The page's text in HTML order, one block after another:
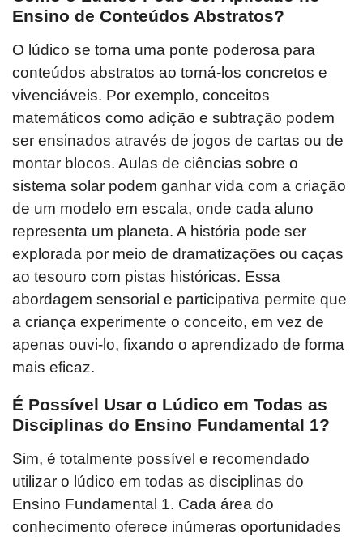
Ensino de Conteúdos Abstratos?
O lúdico se torna uma ponte poderosa para
conteúdos abstratos ao torná-los concretos e
vivenciáveis. Por exemplo, conceitos
matemáticos como adição e subtração podem
ser ensinados através de jogos de cartas ou de
montar blocos. Aulas de ciências sobre o
sistema solar podem ganhar vida com a criação
de um modelo em escala, onde cada aluno
representa um planeta. A história pode ser
explorada por meio de dramatizações ou caças
ao tesouro com pistas históricas. Essa
abordagem sensorial e participativa permite que
a criança experimente o conceito, em vez de
apenas ouvi-lo, fixando o aprendizado de forma
mais eficaz.
É Possível Usar o Lúdico em Todas as
Disciplinas do Ensino Fundamental 1?
Sim, é totalmente possível e recomendado
utilizar o lúdico em todas as disciplinas do
Ensino Fundamental 1. Cada área do
conhecimento oferece inúmeras oportunidades